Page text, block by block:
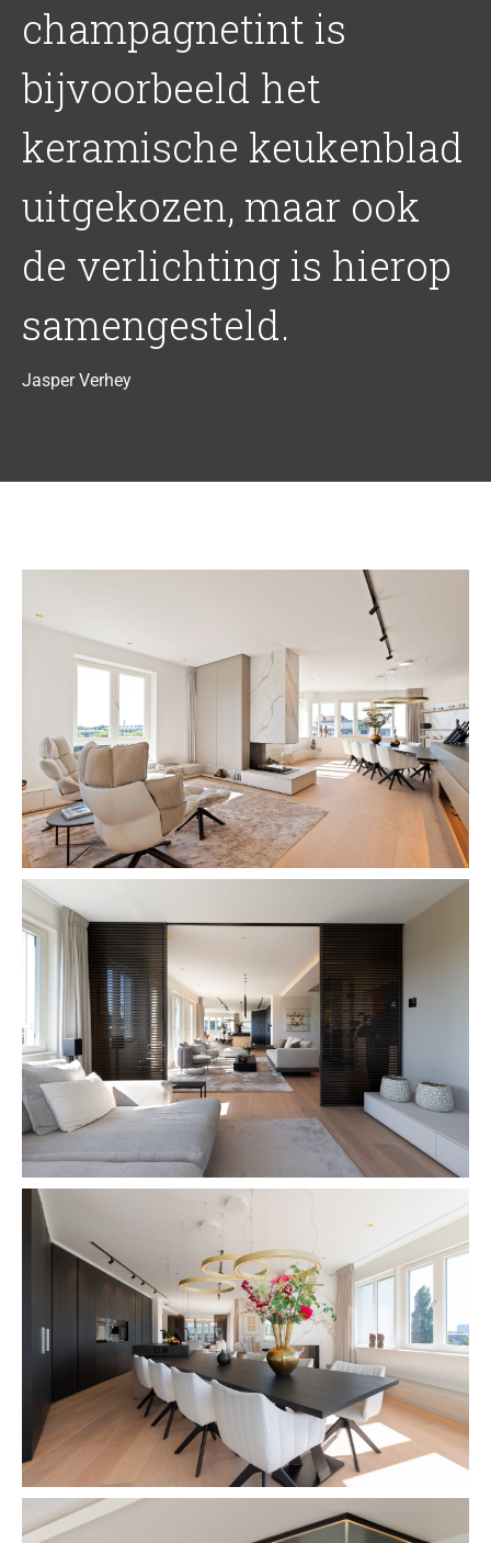
champagnetint is
bijvoorbeeld het
keramische keukenblad
uitgekozen, maar ook
de verlichting is hierop
samengesteld.
Jasper Verhey